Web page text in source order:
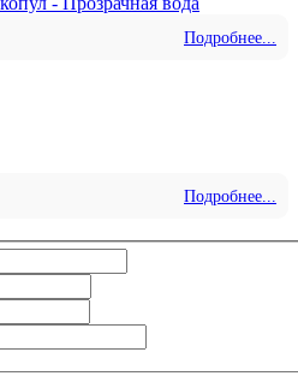
Подробнее...
Подробнее...